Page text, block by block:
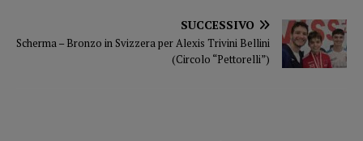
SUCCESSIVO
Scherma – Bronzo in Svizzera per Alexis Trivini Bellini
(Circolo “Pettorelli”)